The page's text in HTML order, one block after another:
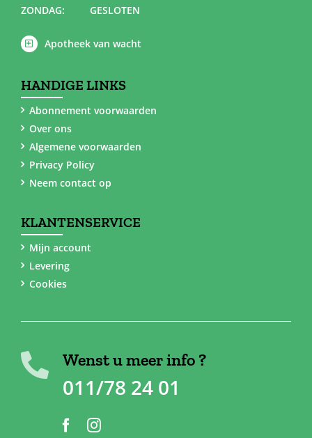
ZONDAG:
GESLOTEN
Apotheek van wacht
HANDIGE LINKS
Abonnement voorwaarden
Over ons
Algemene voorwaarden
Privacy Policy
Neem contact op
KLANTENSERVICE
Mijn account
Levering
Cookies
Wenst u meer info ?
011/78 24 01